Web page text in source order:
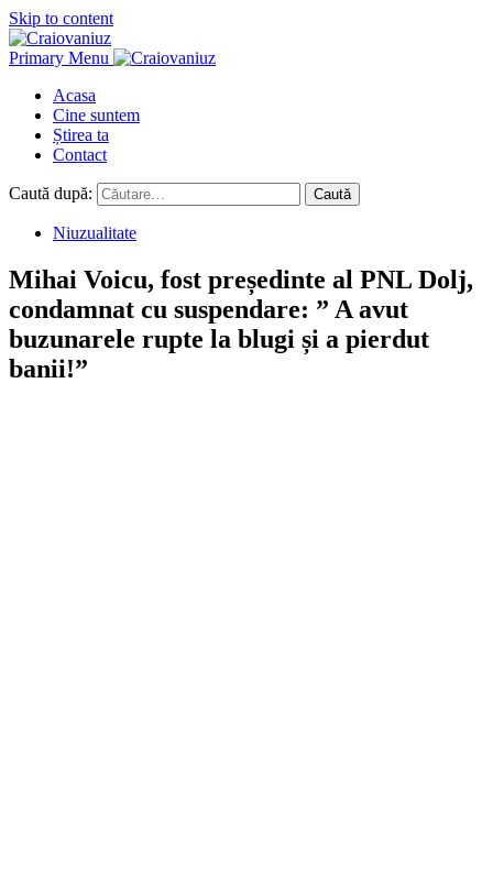
Skip to content
Primary Menu
Acasa
Cine suntem
Știrea ta
Contact
Caută după:
Niuzualitate
Mihai Voicu, fost președinte al PNL Dolj,
condamnat cu suspendare: ” A avut
buzunarele rupte la blugi și a pierdut
banii!”